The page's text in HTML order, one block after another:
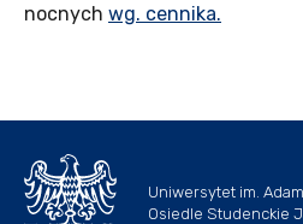
nocnych wg. cennika.
Uniwersytet im.
Osiedle Studenckie